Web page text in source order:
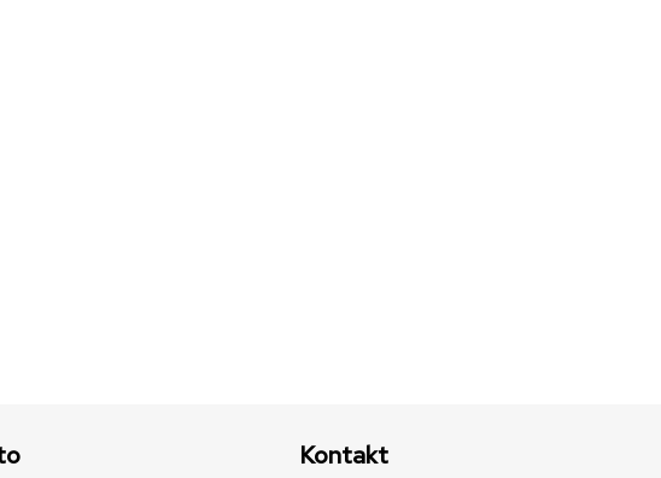
Kontakt